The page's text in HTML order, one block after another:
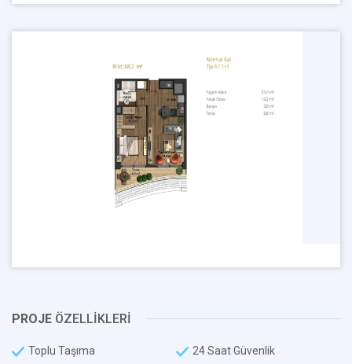
PROJE ÖZELLİKLERİ
Toplu Taşıma
24 Saat Güvenlik